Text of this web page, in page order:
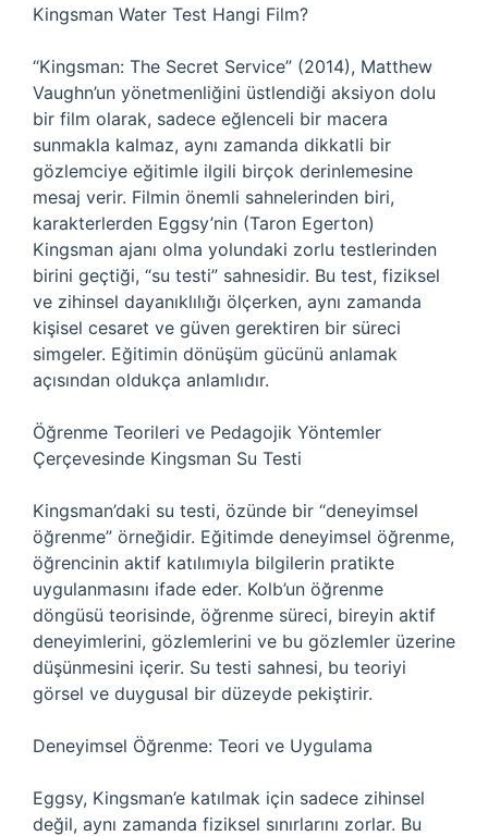
Kingsman Water Test Hangi Film?
“Kingsman: The Secret Service” (2014), Matthew
Vaughn’un yönetmenliğini üstlendiği aksiyon dolu
bir film olarak, sadece eğlenceli bir macera
sunmakla kalmaz, aynı zamanda dikkatli bir
gözlemciye eğitimle ilgili birçok derinlemesine
mesaj verir. Filmin önemli sahnelerinden biri,
karakterlerden Eggsy’nin (Taron Egerton)
Kingsman ajanı olma yolundaki zorlu testlerinden
birini geçtiği, “su testi” sahnesidir. Bu test, fiziksel
ve zihinsel dayanıklılığı ölçerken, aynı zamanda
kişisel cesaret ve güven gerektiren bir süreci
simgeler. Eğitimin dönüşüm gücünü anlamak
açısından oldukça anlamlıdır.
Öğrenme Teorileri ve Pedagojik Yöntemler
Çerçevesinde Kingsman Su Testi
Kingsman’daki su testi, özünde bir “deneyimsel
öğrenme” örneğidir. Eğitimde deneyimsel öğrenme,
öğrencinin aktif katılımıyla bilgilerin pratikte
uygulanmasını ifade eder. Kolb’un öğrenme
döngüsü teorisinde, öğrenme süreci, bireyin aktif
deneyimlerini, gözlemlerini ve bu gözlemler üzerine
düşünmesini içerir. Su testi sahnesi, bu teoriyi
görsel ve duygusal bir düzeyde pekiştirir.
Deneyimsel Öğrenme: Teori ve Uygulama
Eggsy, Kingsman’e katılmak için sadece zihinsel
değil, aynı zamanda fiziksel sınırlarını zorlar. Bu